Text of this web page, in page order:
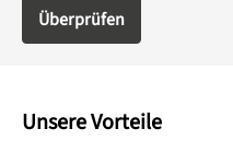
Überprüfen
Unsere Vorteile